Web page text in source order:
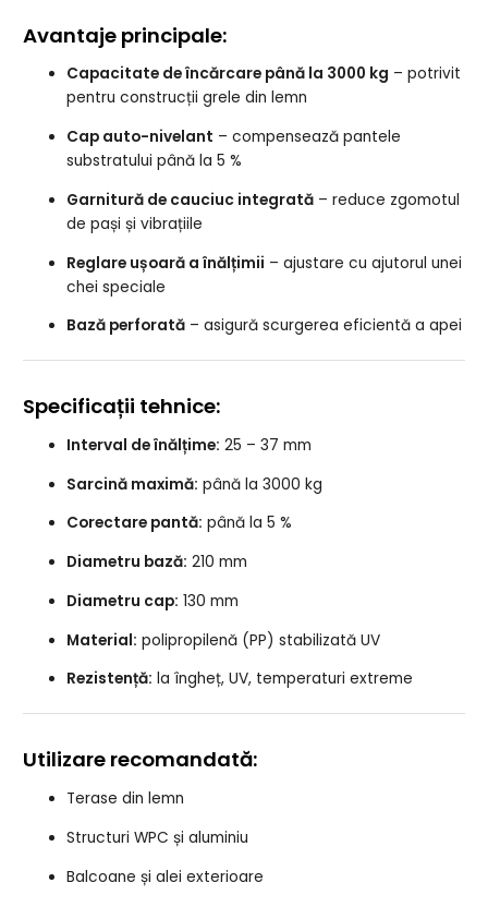
Avantaje principale:
Capacitate de încărcare până la 3000 kg – potrivit
pentru construcții grele din lemn
Cap auto-nivelant – compensează pantele
substratului până la 5 %
Garnitură de cauciuc integrată – reduce zgomotul
de pași și vibrațiile
Reglare ușoară a înălțimii – ajustare cu ajutorul unei
chei speciale
Bază perforată – asigură scurgerea eficientă a apei
Specificații tehnice:
Interval de înălțime: 25 – 37 mm
Sarcină maximă: până la 3000 kg
Corectare pantă: până la 5 %
Diametru bază: 210 mm
Diametru cap: 130 mm
Material: polipropilenă (PP) stabilizată UV
Rezistență: la îngheț, UV, temperaturi extreme
Utilizare recomandată:
Terase din lemn
Structuri WPC și aluminiu
Balcoane și alei exterioare